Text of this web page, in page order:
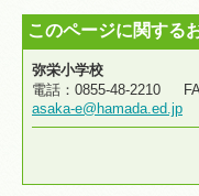
このページに関する
弥栄小学校
電話：0855-48-2210
asaka-e@hamada.ed.jp